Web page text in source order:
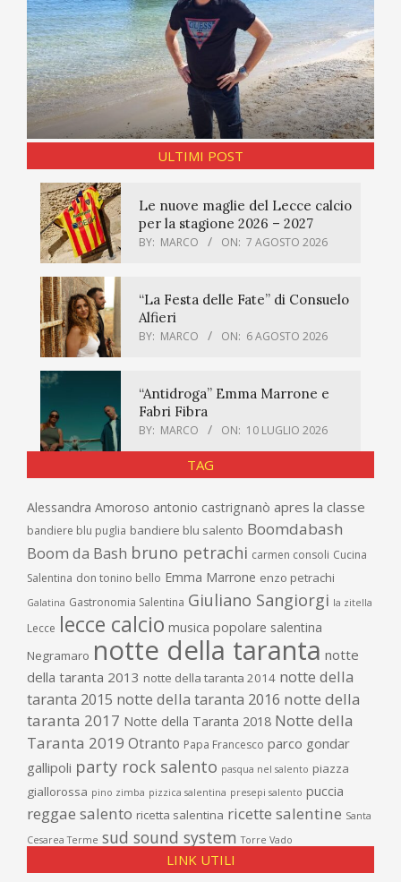
ULTIMI POST
Le nuove maglie del Lecce calcio
per la stagione 2026 – 2027
BY: MARCO ON: 7 AGOSTO 2026
“La Festa delle Fate” di Consuelo
Alfieri
BY: MARCO ON: 6 AGOSTO 2026
“Antidroga” Emma Marrone e
Fabri Fibra
BY: MARCO ON: 10 LUGLIO 2026
TAG
Alessandra Amoroso antonio castrignanò apres la classe
bandiere blu puglia bandiere blu salento Boomdabash
Boom da Bash bruno petrachi carmen consoli Cucina
Salentina don tonino bello Emma Marrone enzo petrachi
Galatina Gastronomia Salentina Giuliano Sangiorgi la zitella
Lecce lecce calcio musica popolare salentina
Negramaro notte della taranta notte
della taranta 2013 notte della taranta 2014 notte della
taranta 2015 notte della taranta 2016 notte della
taranta 2017 Notte della Taranta 2018 Notte della
Taranta 2019 Otranto Papa Francesco parco gondar
gallipoli party rock salento pasqua nel salento piazza
giallorossa pino zimba pizzica salentina presepi salento puccia
reggae salento ricetta salentina ricette salentine Santa
Cesarea Terme sud sound system Torre Vado
LINK UTILI